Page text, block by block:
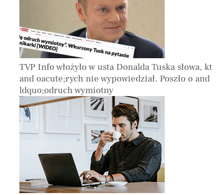
TVP Info włożyło w usta Donalda Tuska słowa, kt
and oacute;rych nie wypowiedział. Poszło o and
ldquo;odruch wymiotny